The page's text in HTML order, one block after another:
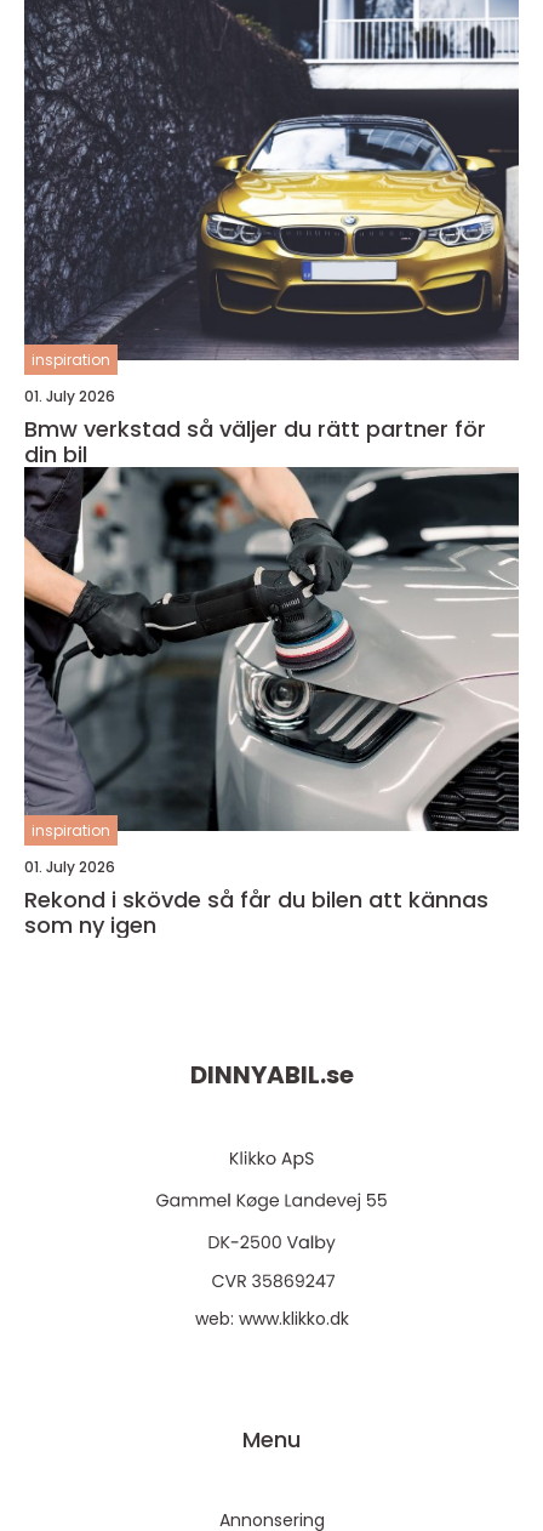
inspiration
01. July 2026
Bmw verkstad så väljer du rätt partner för
din bil
inspiration
01. July 2026
Rekond i skövde så får du bilen att kännas
som ny igen
DINNYABIL.se
web: www.klikko.dk
Menu
Annonsering